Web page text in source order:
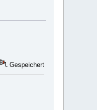
Gespeichert